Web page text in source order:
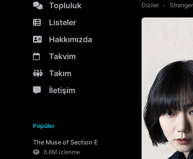
Topluluk
Listeler
Hakkımızda
Takvim
Takım
İletişim
Popüler
The Muse of Section E
6.6M izlenme
Diziler Stranger